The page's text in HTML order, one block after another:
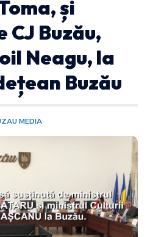
și
Buzău,
Neagu, la
Buzău
MEDIA